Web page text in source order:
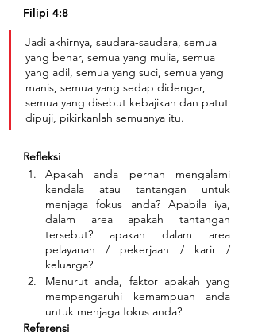
Filipi 4:8
Jadi akhirnya, saudara-saudara, semua
yang benar, semua yang mulia, semua
yang adil, semua yang suci, semua yang
manis, semua yang sedap didengar,
semua yang disebut kebajikan dan patut
dipuji, pikirkanlah semuanya itu.
Refleksi
Apakah anda pernah mengalami
kendala atau tantangan untuk
menjaga fokus anda? Apabila iya,
dalam area apakah tantangan
tersebut? apakah dalam area
pelayanan / pekerjaan / karir /
keluarga?
Menurut anda, faktor apakah yang
mempengaruhi kemampuan anda
untuk menjaga fokus anda?
Referensi